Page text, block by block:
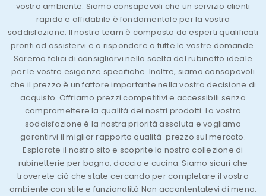
vostro ambiente. Siamo consapevoli che un servizio clienti
rapido e affidabile è fondamentale per la vostra
soddisfazione. Il nostro team è composto da esperti qualificati
pronti ad assistervi e a rispondere a tutte le vostre domande.
Saremo felici di consigliarvi nella scelta del rubinetto ideale
per le vostre esigenze specifiche. Inoltre, siamo consapevoli
che il prezzo è un fattore importante nella vostra decisione di
acquisto. Offriamo prezzi competitivi e accessibili senza
compromettere la qualità dei nostri prodotti. La vostra
soddisfazione è la nostra priorità assoluta e vogliamo
garantirvi il miglior rapporto qualità-prezzo sul mercato.
Esplorate il nostro sito e scoprite la nostra collezione di
rubinetterie per bagno, doccia e cucina. Siamo sicuri che
troverete ciò che state cercando per completare il vostro
ambiente con stile e funzionalità Non accontentatevi di meno.